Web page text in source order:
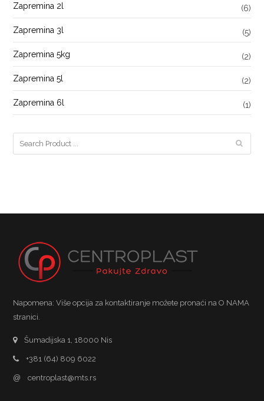
Zapremina 2l (6)
Zapremina 3l (5)
Zapremina 5kg (2)
Zapremina 5l (2)
Zapremina 6l (1)
Napomena: Više opcija za kontaktiranje možete pronaći na O NAMA
stranici.
Šumadijska 1, 18000 Nis
+381 (64) 809 6022
@ centroplast@mts.rs